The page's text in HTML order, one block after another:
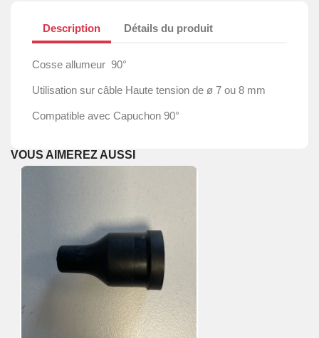
Description Détails du produit
Cosse allumeur 90°
Utilisation sur câble Haute tension de ø 7 ou 8 mm
Compatible avec Capuchon 90°
VOUS AIMEREZ AUSSI